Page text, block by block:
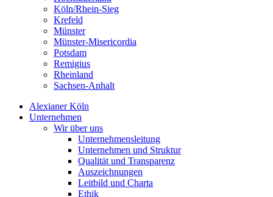
Köln/Rhein-Sieg
Krefeld
Münster
Münster-Misericordia
Potsdam
Remigius
Rheinland
Sachsen-Anhalt
Alexianer Köln
Unternehmen
Wir über uns
Unternehmensleitung
Unternehmen und Struktur
Qualität und Transparenz
Auszeichnungen
Leitbild und Charta
Ethik